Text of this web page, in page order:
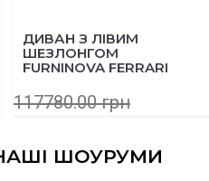
ДИВАН З ЛІВИМ
ШЕЗЛОНГОМ
FURNINOVA FERRARI
ТКАНИНА EROS КАТ. В
117780.00 грн
ШОУРУМИ